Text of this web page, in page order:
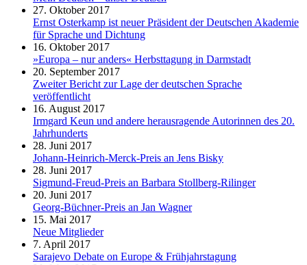
27. Oktober 2017
Ernst Osterkamp ist neuer Präsident der Deutschen Akademie
für Sprache und Dichtung
16. Oktober 2017
»Europa – nur anders« Herbsttagung in Darmstadt
20. September 2017
Zweiter Bericht zur Lage der deutschen Sprache
veröffentlicht
16. August 2017
Irmgard Keun und andere herausragende Autorinnen des 20.
Jahrhunderts
28. Juni 2017
Johann-Heinrich-Merck-Preis an Jens Bisky
28. Juni 2017
Sigmund-Freud-Preis an Barbara Stollberg-Rilinger
20. Juni 2017
Georg-Büchner-Preis an Jan Wagner
15. Mai 2017
Neue Mitglieder
7. April 2017
Sarajevo Debate on Europe & Frühjahrstagung